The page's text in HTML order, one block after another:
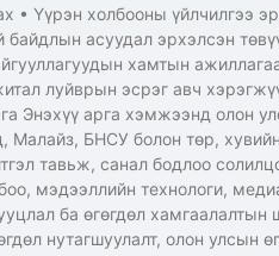
• Үүрэн холбооны үйлчилгээ
байдлын асуудал эрхэлсэн
хамтын
луйврын эсрэг авч
Энэхүү арга хэмжээнд олон
Малайз, БНСУ болон төр,
тавьж, санал бодлоо
мэдээллийн технологи,
ба өгөгдөл хамгаалалтын
нутагшуулалт, олон улсын